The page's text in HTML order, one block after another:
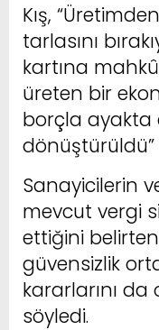
Kış,
tarlasını
kartına
üreten bir
borçla ayakta
dönüştürüldü”
Sanayicilerin
mevcut vergi
ettiğini belirten
güvensizlik
kararlarını
söyledi.